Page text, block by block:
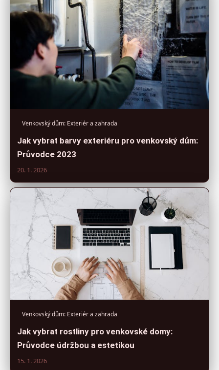
Venkovský dům: Exteriér a zahrada
Jak vybrat barvy exteriéru pro venkovský dům:
Průvodce 2023
20. 1. 2026
Venkovský dům: Exteriér a zahrada
Jak vybrat rostliny pro venkovské domy:
Průvodce údržbou a estetikou
15. 1. 2026